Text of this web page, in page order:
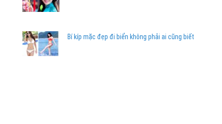
Bí kíp mặc đẹp đi biển không phải ai cũng biết